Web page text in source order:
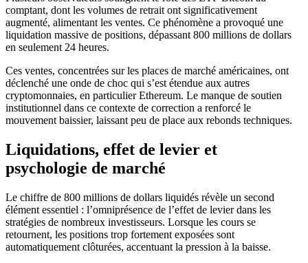
comptant, dont les volumes de retrait ont significativement
augmenté, alimentant les ventes. Ce phénomène a provoqué une
liquidation massive de positions, dépassant 800 millions de dollars
en seulement 24 heures.
Ces ventes, concentrées sur les places de marché américaines, ont
déclenché une onde de choc qui s’est étendue aux autres
cryptomonnaies, en particulier Ethereum. Le manque de soutien
institutionnel dans ce contexte de correction a renforcé le
mouvement baissier, laissant peu de place aux rebonds techniques.
Liquidations, effet de levier et
psychologie de marché
Le chiffre de 800 millions de dollars liquidés révèle un second
élément essentiel : l’omniprésence de l’effet de levier dans les
stratégies de nombreux investisseurs. Lorsque les cours se
retournent, les positions trop fortement exposées sont
automatiquement clôturées, accentuant la pression à la baisse.